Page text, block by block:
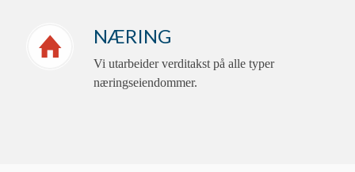
NÆRING
Vi utarbeider verditakst på alle typer
næringseiendommer.